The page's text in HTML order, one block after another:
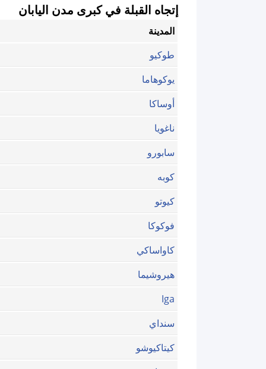
إتجاه القبلة في كبرى مدن اليابان
المدينة
طوكيو
يوكوهاما
أوساكا
ناغويا
سابورو
كوبه
كيوتو
فوكوكا
كاواساكي
هيروشيما
Iga
سنداي
كيتاكيوشو